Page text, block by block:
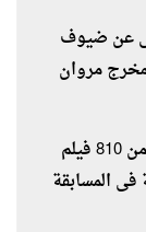
عن ضيوف
مروان
وكانت إدارة المهرجان قد استقبلت ما يقرب من 810 فيلم
فى المسابقة